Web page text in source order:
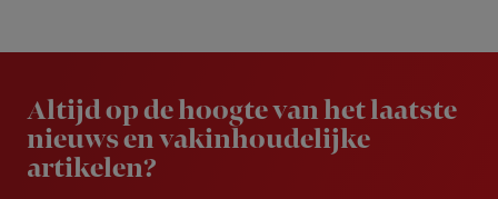
Altijd op de hoogte van het laatste
nieuws en vakinhoudelijke
artikelen?